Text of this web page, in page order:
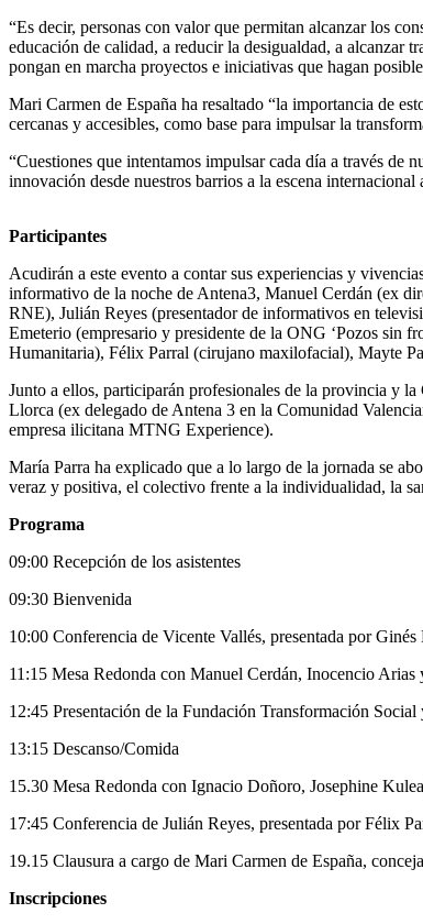
“Es decir, personas con valor que permitan alcanzar los
educación de calidad, a reducir la desigualdad, a alcanzar
pongan en marcha proyectos e iniciativas que hagan
Mari Carmen de España ha resaltado “la importancia de
cercanas y accesibles, como base para impulsar la
“Cuestiones que intentamos impulsar cada día a través de
innovación desde nuestros barrios a la escena
Participantes
Acudirán a este evento a contar sus experiencias y
informativo de la noche de Antena3, Manuel Cerdán (ex
RNE), Julián Reyes (presentador de informativos en
Emeterio (empresario y presidente de la ONG ‘Pozos sin
Humanitaria), Félix Parral (cirujano maxilofacial), Mayte
Junto a ellos, participarán profesionales de la provincia y
Llorca (ex delegado de Antena 3 en la Comunidad
empresa ilicitana MTNG Experience).
María Parra ha explicado que a lo largo de la jornada se
veraz y positiva, el colectivo frente a la individualidad, la
Programa
09:00 Recepción de los asistentes
09:30 Bienvenida
10:00 Conferencia de Vicente Vallés, presentada por Ginés
11:15 Mesa Redonda con Manuel Cerdán, Inocencio
12:45 Presentación de la Fundación Transformación Social
13:15 Descanso/Comida
15.30 Mesa Redonda con Ignacio Doñoro, Josephine
17:45 Conferencia de Julián Reyes, presentada por Félix
19.15 Clausura a cargo de Mari Carmen de España,
Inscripciones